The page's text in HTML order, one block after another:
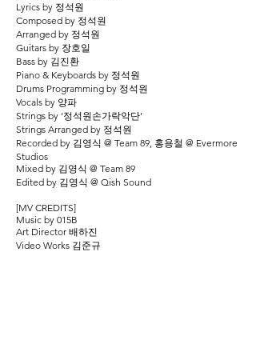
Lyrics by 정석원
Composed by 정석원
Arranged by 정석원
Guitars by 장호일
Bass by 김진환
Piano & Keyboards by 정석원
Drums Programming by 정석원
Vocals by 양파
Strings by ‘정석원손가락악단’
Strings Arranged by 정석원
Recorded by 김영식 @ Team 89, 홍용철 @ Evermore
Studios
Mixed by 김영식 @ Team 89
Edited by 김영식 @ Qish Sound
[MV CREDITS]
Music by 015B
Art Director 배하진
Video Works 김준규